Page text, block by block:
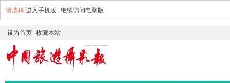
请选择 进入手机版 继续访问电脑版
设为首页 收藏本站